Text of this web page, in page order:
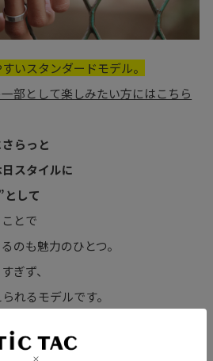
いスタンダードモデル。
部として楽しみたい方にはこちら
らっと
スタイルに
として
とで
のも魅力のひとつ。
ぎず、
れるモデルです。